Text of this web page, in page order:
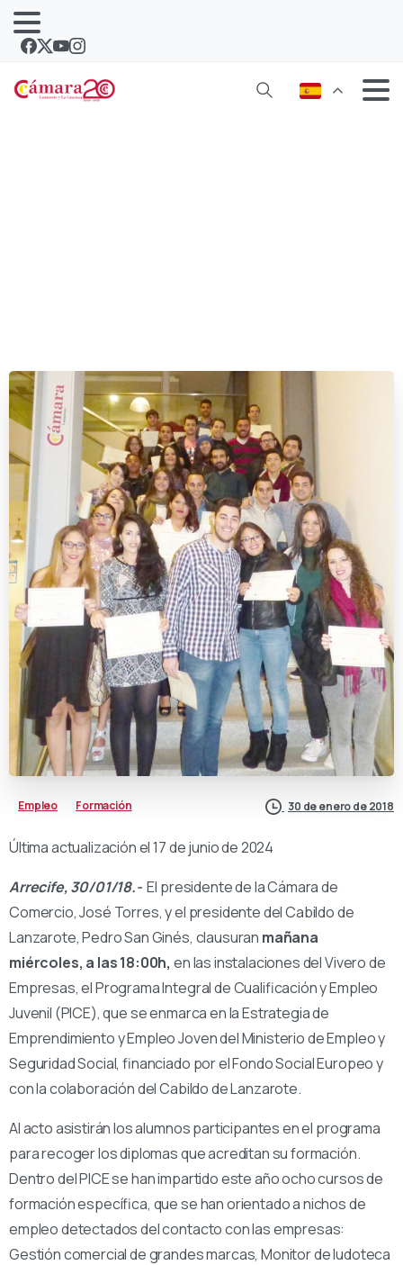
Empleo Formación 30 de enero de 2018
Última actualización el 17 de junio de 2024
Arrecife, 30/01/18.-El presidente de la Cámara de
Comercio, José Torres, y el presidente del Cabildo de
Lanzarote, Pedro San Ginés, clausuran mañana
miércoles, a las 18:00h, en las instalaciones del Vivero de
Empresas, el Programa Integral de Cualificación y Empleo
Juvenil (PICE), que se enmarca en la Estrategia de
Emprendimiento y Empleo Joven del Ministerio de Empleo y
Seguridad Social, financiado por el Fondo Social Europeo y
con la colaboración del Cabildo de Lanzarote.
Al acto asistirán los alumnos participantes en el programa
para recoger los diplomas que acreditan su formación.
Dentro del PICE se han impartido este año ocho cursos de
formación específica, que se han orientado a nichos de
empleo detectados del contacto con las empresas:
Gestión comercial de grandes marcas, Monitor de ludoteca